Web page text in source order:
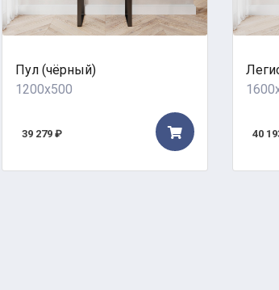
Пул (чёрный)
1200x500
39 279 ₽ 40